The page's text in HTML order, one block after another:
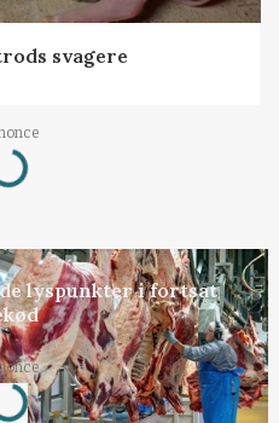
svagere
lyspunkter i fortsat